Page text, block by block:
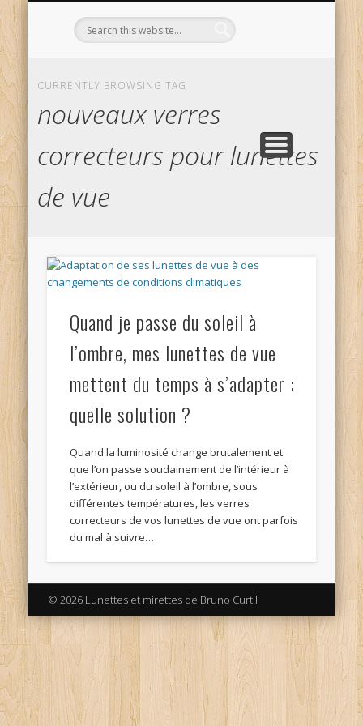
CURRENTLY BROWSING TAG
nouveaux verres
correcteurs pour lunettes
de vue
Quand je passe du soleil à
l’ombre, mes lunettes de vue
mettent du temps à s’adapter :
quelle solution ?
Quand la luminosité change brutalement et
que l’on passe soudainement de l’intérieur à
l’extérieur, ou du soleil à l’ombre, sous
différentes températures, les verres
correcteurs de vos lunettes de vue ont parfois
du mal à suivre…
© 2026 Lunettes et mirettes de Bruno Curtil